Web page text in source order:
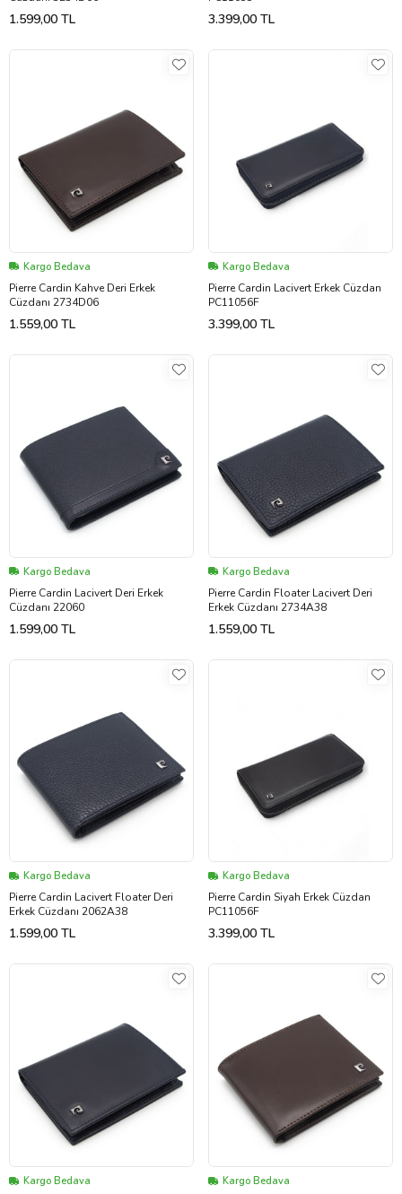
1.599,00 TL 3.399,00 TL
Kargo Bedava
Pierre Cardin Kahve Deri Erkek
Cüzdanı 2734D06
1.559,00 TL
Kargo Bedava
Pierre Cardin Lacivert Erkek Cüzdan
PC11056F
3.399,00 TL
Kargo Bedava
Pierre Cardin Lacivert Deri Erkek
Cüzdanı 22060
1.599,00 TL
Kargo Bedava
Pierre Cardin Floater Lacivert Deri
Erkek Cüzdanı 2734A38
1.559,00 TL
Kargo Bedava
Pierre Cardin Lacivert Floater Deri
Erkek Cüzdanı 2062A38
1.599,00 TL
Kargo Bedava
Pierre Cardin Siyah Erkek Cüzdan
PC11056F
3.399,00 TL
Kargo Bedava Kargo Bedava